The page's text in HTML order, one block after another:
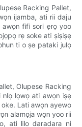
Racking Pallet,
ijamba, ati rii daju
fifi sori ẹrọ yoo
rẹ soke ati ṣiṣiṣẹ
ti o ṣe pataki julọ
Olupese Racking
lọwọ ati awọn iṣẹ
Lati awọn ayewo
alamọja wọn yoo rii
ati lilo daradara ni